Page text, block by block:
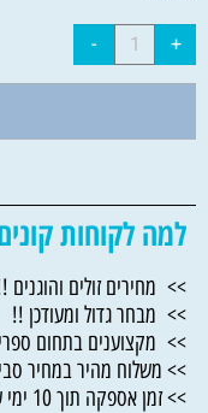
למה לקוחות
>> מחירים זולים והוגנים !!
>> מבחר גדול ומעודכן !!
>> מקצוענים בתחום
>> משלוח מהיר במחיר
>> זמן אספקה תוך 10 ימי עסקים בהתאם לתקנון החנות